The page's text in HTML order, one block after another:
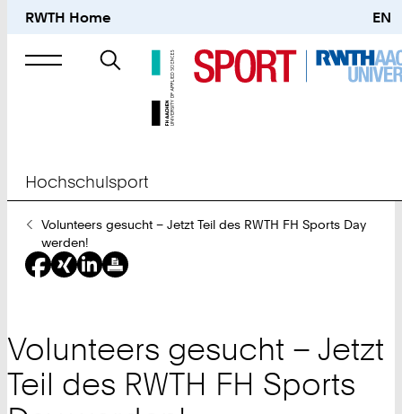
RWTH Home EN
Suche
nach
Hochschulsport
Sie
sind
hier:
Volunteers gesucht – Jetzt Teil des RWTH FH Sports Day
werden!
Volunteers gesucht – Jetzt
Teil des RWTH FH Sports